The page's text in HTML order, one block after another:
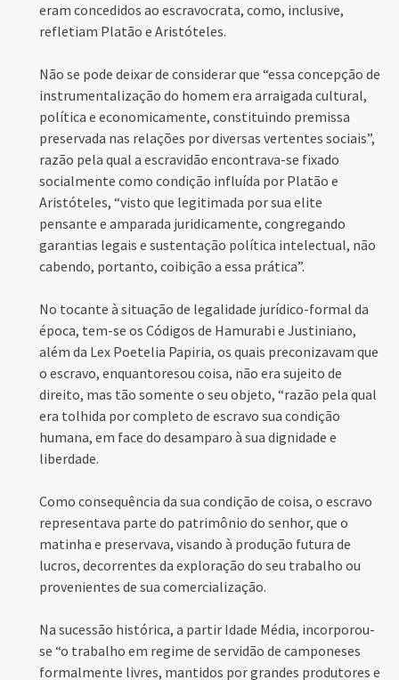
eram concedidos ao escravocrata, como, inclusive,
refletiam Platão e Aristóteles.
Não se pode deixar de considerar que “essa concepção de
instrumentalização do homem era arraigada cultural,
política e economicamente, constituindo premissa
preservada nas relações por diversas vertentes sociais”,
razão pela qual a escravidão encontrava-se fixado
socialmente como condição influída por Platão e
Aristóteles, “visto que legitimada por sua elite
pensante e amparada juridicamente, congregando
garantias legais e sustentação política intelectual, não
cabendo, portanto, coibição a essa prática”.
No tocante à situação de legalidade jurídico-formal da
época, tem-se os Códigos de Hamurabi e Justiniano,
além da Lex Poetelia Papiria, os quais preconizavam que
o escravo, enquantoresou coisa, não era sujeito de
direito, mas tão somente o seu objeto, “razão pela qual
era tolhida por completo de escravo sua condição
humana, em face do desamparo à sua dignidade e
liberdade.
Como consequência da sua condição de coisa, o escravo
representava parte do patrimônio do senhor, que o
matinha e preservava, visando à produção futura de
lucros, decorrentes da exploração do seu trabalho ou
provenientes de sua comercialização.
Na sucessão histórica, a partir Idade Média, incorporou-
se “o trabalho em regime de servidão de camponeses
formalmente livres, mantidos por grandes produtores e